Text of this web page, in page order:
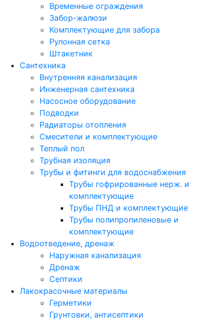
Временные ограждения
Забор-жалюзи
Комплектующие для забора
Рулонная сетка
Штакетник
Сантехника
Внутренняя канализация
Инженерная сантехника
Насосное оборудование
Подводки
Радиаторы отопления
Смесители и комплектующие
Теплый пол
Трубная изоляция
Трубы и фитинги для водоснабжения
Трубы гофрированные нерж. и
комплектующие
Трубы ПНД и комплектующие
Трубы полипропиленовые и
комплектующие
Водоотведение, дренаж
Наружная канализация
Дренаж
Септики
Лакокрасочные материалы
Герметики
Грунтовки, антисептики